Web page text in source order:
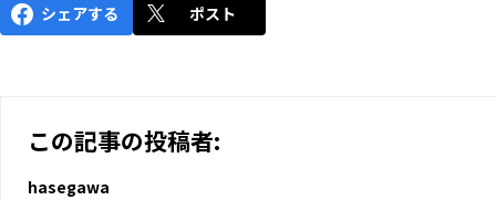
シェアする ポスト
この記事の投稿者:
hasegawa